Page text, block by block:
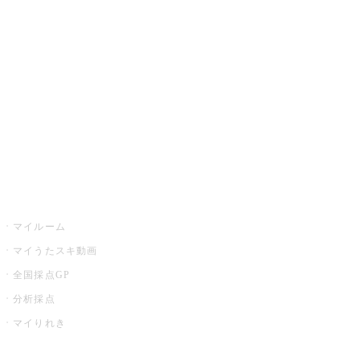
マイルーム
マイうたスキ動画
全国採点GP
分析採点
マイりれき